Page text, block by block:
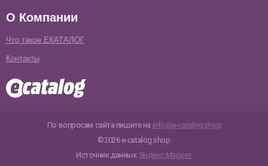
О Компании
Что такое ЕКАТАЛОГ
Контакты
По вопросам сайта пишите на info@e-catalog.shop
©2026 e-catalog.shop
Источник данных: Яндекс.Маркет